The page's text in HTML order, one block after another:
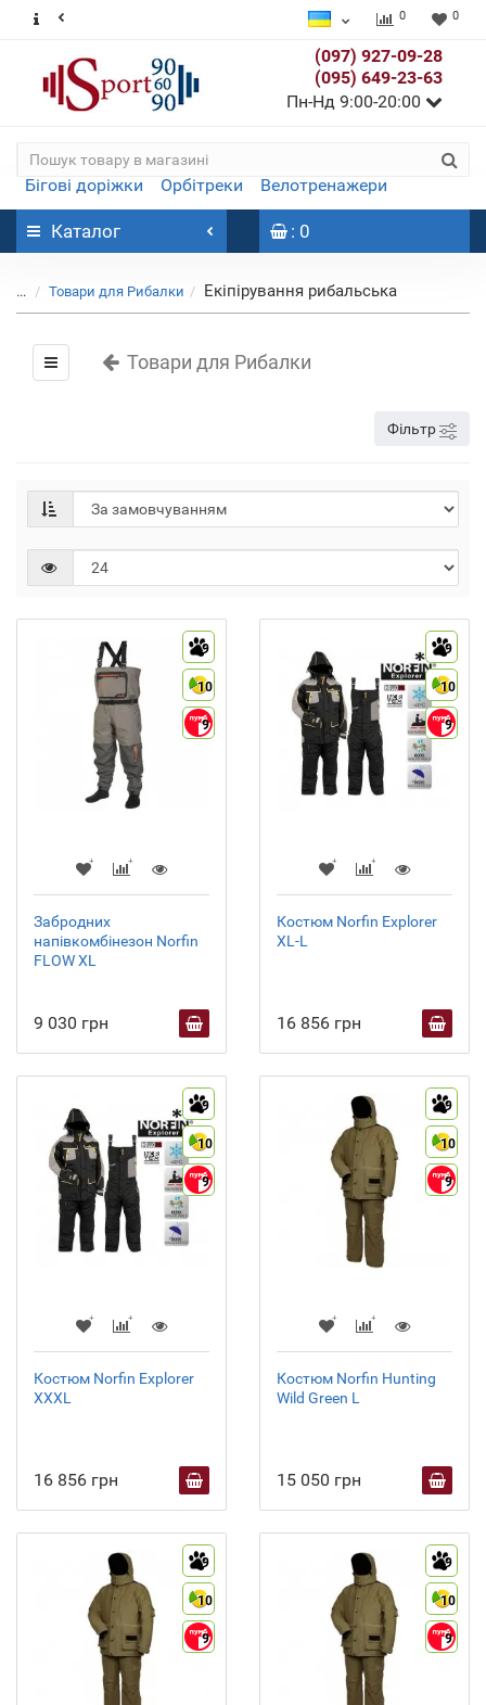
0 0
(097) 927-09-28
(095) 649-23-63
Пн-Нд 9:00-20:00
Бігові доріжки Орбітреки Велотренажери
Каталог : 0
... Товари для Рибалки Екіпірування рибальська
Товари для Рибалки
Фільтр
9
10
9
Забродних
напівкомбінезон Norfin
FLOW XL
9 030 грн
9
10
9
Костюм Norfin Explorer
XL-L
16 856 грн
9
10
9
Костюм Norfin Explorer
XXXL
16 856 грн
9
10
9
Костюм Norfin Hunting
Wild Green L
15 050 грн
9
10
9
9
10
9